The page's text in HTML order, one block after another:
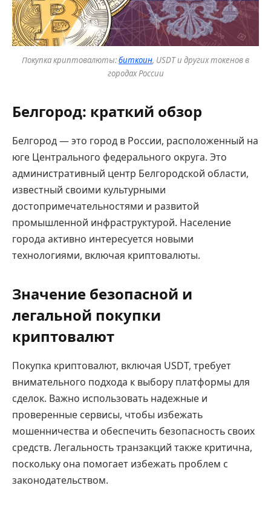
Покупка криптовалюты:биткоин, USDT и других токенов в
городах России
Белгород: краткий обзор
Белгород — это город в России, расположенный на
юге Центрального федерального округа. Это
административный центр Белгородской области,
известный своими культурными
достопримечательностями и развитой
промышленной инфраструктурой. Население
города активно интересуется новыми
технологиями, включая криптовалюты.
Значение безопасной и
легальной покупки
криптовалют
Покупка криптовалют, включая USDT, требует
внимательного подхода к выбору платформы для
сделок. Важно использовать надежные и
проверенные сервисы, чтобы избежать
мошенничества и обеспечить безопасность своих
средств. Легальность транзакций также критична,
поскольку она помогает избежать проблем с
законодательством.